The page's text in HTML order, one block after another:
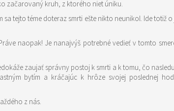
začarovaný kruh, z ktorého niet úniku.
tejto téme doteraz smrti ešte nikto neunikol. Ide totiž
naopak! Je nanajvýš potrebné vedieť v tomto
zaujať správny postoj k smrti a k tomu, čo
bytím a kráčajúc k hrôze svojej poslednej
z nás.